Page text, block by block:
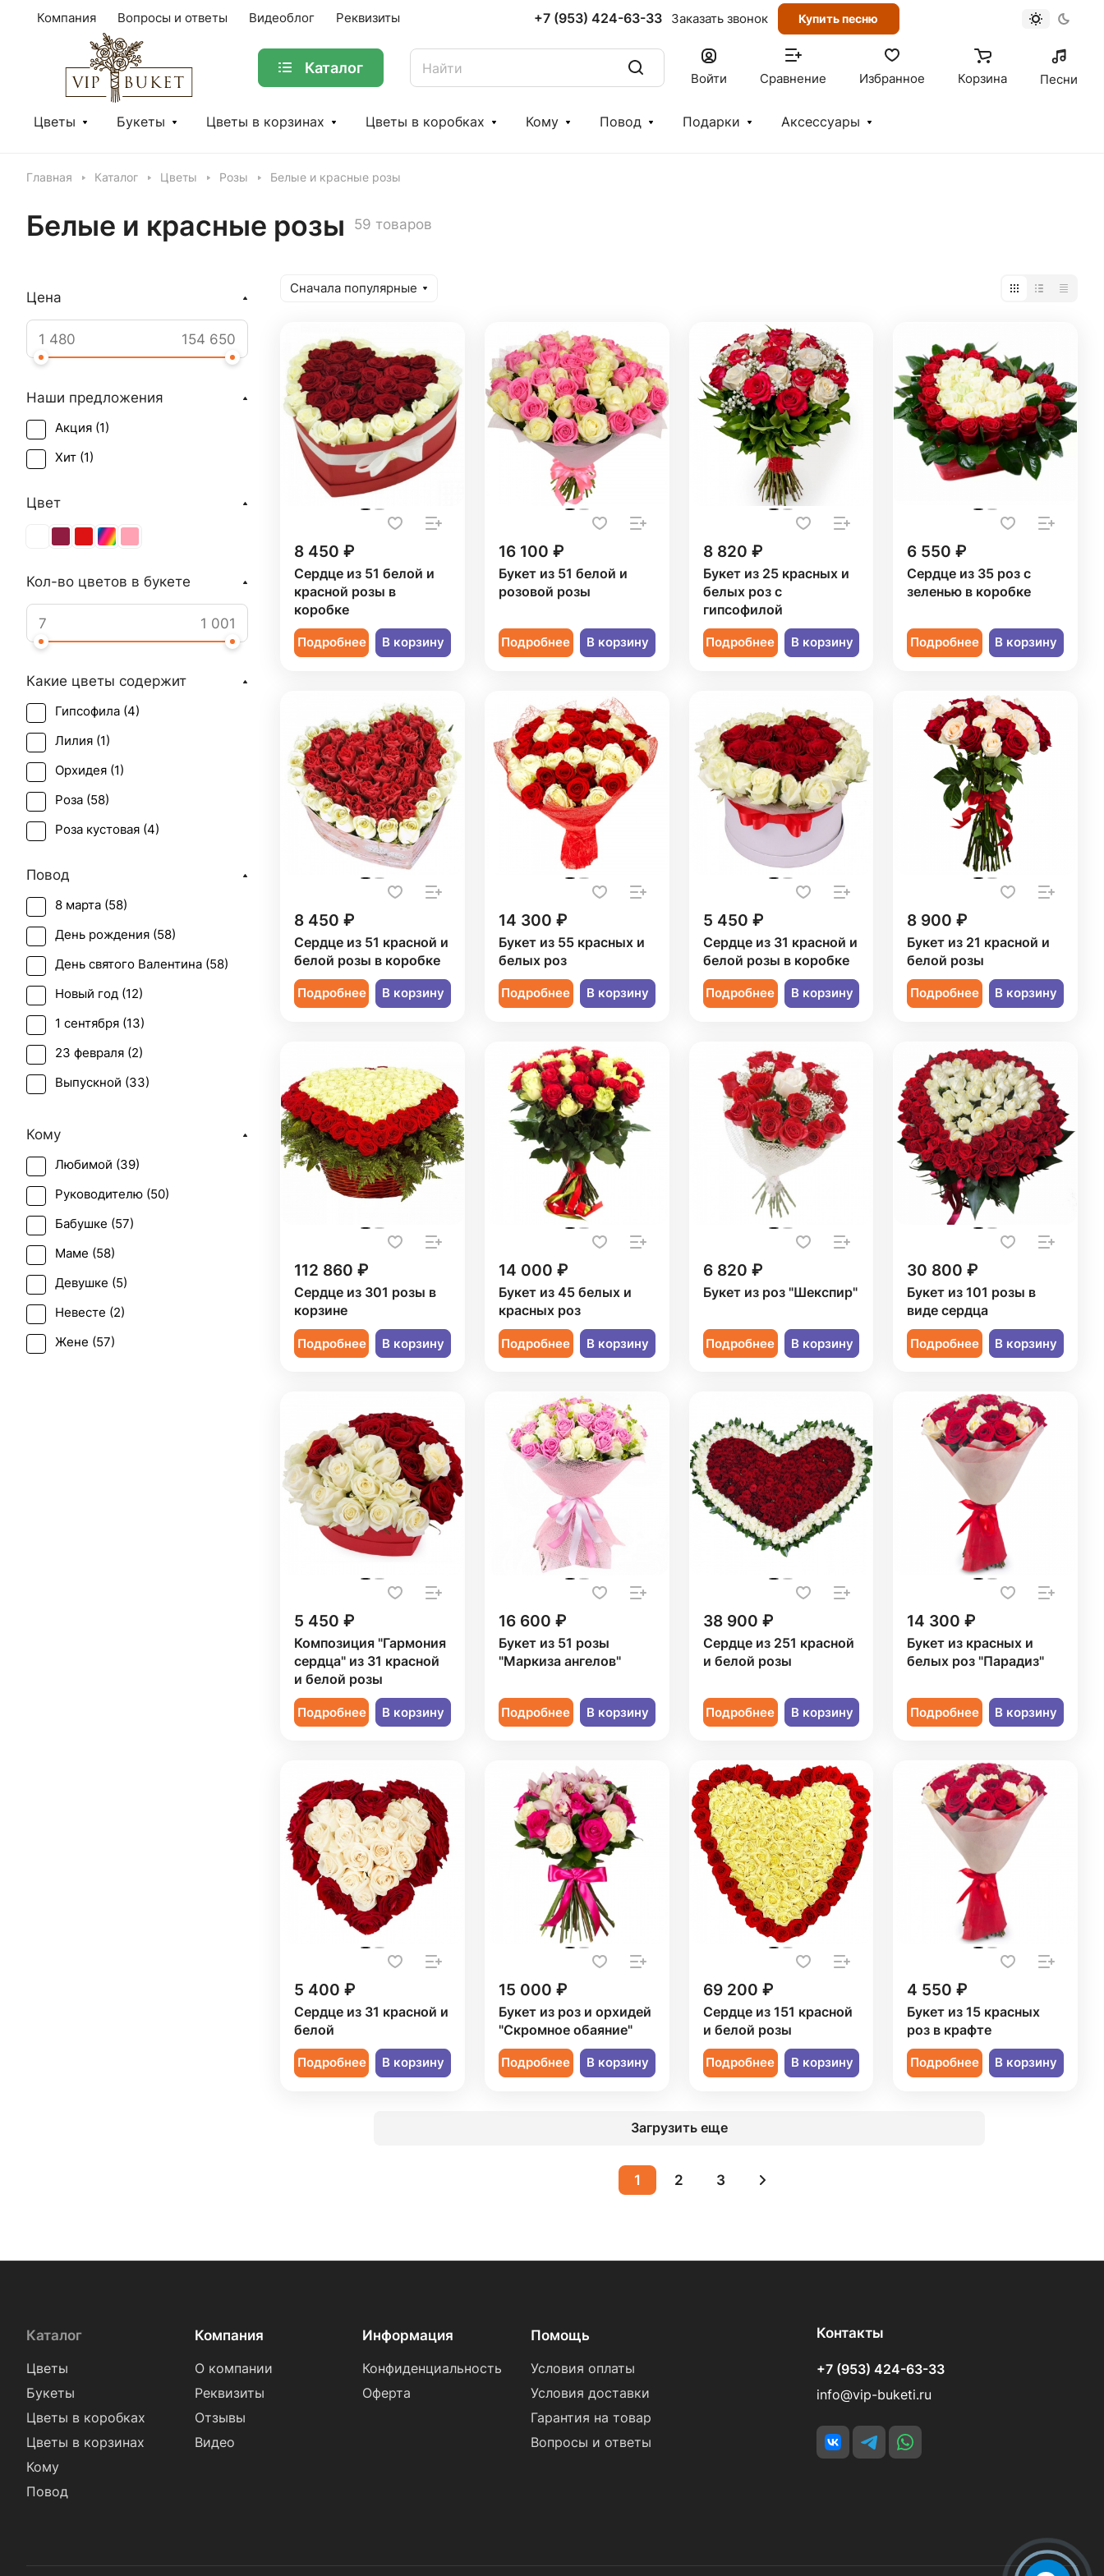
Компания Вопросы и ответы Видеоблог Реквизиты +7 (953) 424-63-33 Заказать звонок Купить песню
Каталог
Войти Сравнение Избранное Корзина Песни
Цветы Букеты Цветы в корзинах Цветы в коробках Кому Повод Подарки Аксессуары
Главная Каталог Цветы Розы Белые и красные розы
Белые и красные розы 59 товаров
Сначала популярные
8 450 ₽
Сердце из 51 белой и
красной розы в
коробке
Подробнее В корзину
16 100 ₽
Букет из 51 белой и
розовой розы
Подробнее В корзину
8 820 ₽
Букет из 25 красных и
белых роз с
гипсофилой
Подробнее В корзину
6 550 ₽
Сердце из 35 роз с
зеленью в коробке
Подробнее В корзину
8 450 ₽
Сердце из 51 красной и
белой розы в коробке
Подробнее В корзину
14 300 ₽
Букет из 55 красных и
белых роз
Подробнее В корзину
5 450 ₽
Сердце из 31 красной и
белой розы в коробке
Подробнее В корзину
8 900 ₽
Букет из 21 красной и
белой розы
Подробнее В корзину
112 860 ₽
Сердце из 301 розы в
корзине
Подробнее В корзину
14 000 ₽
Букет из 45 белых и
красных роз
Подробнее В корзину
6 820 ₽
Букет из роз "Шекспир"
Подробнее В корзину
30 800 ₽
Букет из 101 розы в
виде сердца
Подробнее В корзину
5 450 ₽
Композиция "Гармония
сердца" из 31 красной
и белой розы
Подробнее В корзину
16 600 ₽
Букет из 51 розы
"Маркиза ангелов"
Подробнее В корзину
38 900 ₽
Сердце из 251 красной
и белой розы
Подробнее В корзину
14 300 ₽
Букет из красных и
белых роз "Парадиз"
Подробнее В корзину
5 400 ₽
Сердце из 31 красной и
белой
Подробнее В корзину
15 000 ₽
Букет из роз и орхидей
"Скромное обаяние"
Подробнее В корзину
69 200 ₽
Сердце из 151 красной
и белой розы
Подробнее В корзину
4 550 ₽
Букет из 15 красных
роз в крафте
Подробнее В корзину
Загрузить еще
1 2 3
Цена
Наши предложения
Акция (1)
Хит (1)
Цвет
Кол-во цветов в букете
Какие цветы содержит
Гипсофила (4)
Лилия (1)
Орхидея (1)
Роза (58)
Роза кустовая (4)
Повод
8 марта (58)
День рождения (58)
День святого Валентина (58)
Новый год (12)
1 сентября (13)
23 февраля (2)
Выпускной (33)
День учителя (
Пасха (5)
Первое свидание (52
Последний звонок (
Рождение ребенка (
Рождество (
Татьянин день (
Юбилей ( 45
Кому
Любимой (39)
Руководителю (50)
Бабушке (57)
Маме (58)
Девушке (5)
Невесте (2)
Жене (57)
Каталог
Цветы
Букеты
Цветы в коробках
Цветы в корзинах
Кому
Повод
Компания
О компании
Реквизиты
Отзывы
Видео
Информация
Конфиденциальность
Оферта
Помощь
Условия оплаты
Условия доставки
Гарантия на товар
Вопросы и ответы
Контакты
+7 (953) 424-63-33
info@vip-buketi.ru